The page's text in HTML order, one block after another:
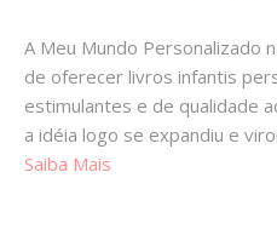
A Meu Mundo Personalizado
de oferecer livros infantis
estimulantes e de qualidade
a idéia logo se expandiu e
Saiba Mais